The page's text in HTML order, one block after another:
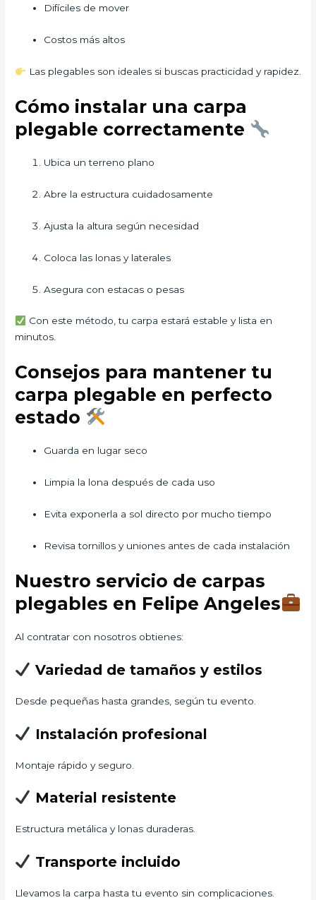
Difíciles de mover
Costos más altos
Las plegables son ideales si buscas practicidad y rapidez.
Cómo instalar una carpa
plegable correctamente
Ubica un terreno plano
Abre la estructura cuidadosamente
Ajusta la altura según necesidad
Coloca las lonas y laterales
Asegura con estacas o pesas
Con este método, tu carpa estará estable y lista en
minutos.
Consejos para mantener tu
carpa plegable en perfecto
estado
Guarda en lugar seco
Limpia la lona después de cada uso
Evita exponerla a sol directo por mucho tiempo
Revisa tornillos y uniones antes de cada instalación
Nuestro servicio de carpas
plegables en Felipe Angeles
Al contratar con nosotros obtienes:
Variedad de tamaños y estilos
Desde pequeñas hasta grandes, según tu evento.
Instalación profesional
Montaje rápido y seguro.
Material resistente
Estructura metálica y lonas duraderas.
Transporte incluido
Llevamos la carpa hasta tu evento sin complicaciones.